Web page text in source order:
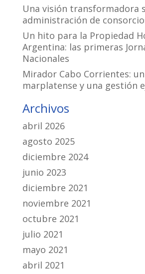
Una visión transformadora
administración de
Un hito para la Propiedad
Argentina: las primeras
Nacionales
Mirador Cabo Corrientes:
marplatense y una gestión
Archivos
abril 2026
agosto 2025
diciembre 2024
junio 2023
diciembre 2021
noviembre 2021
octubre 2021
julio 2021
mayo 2021
abril 2021